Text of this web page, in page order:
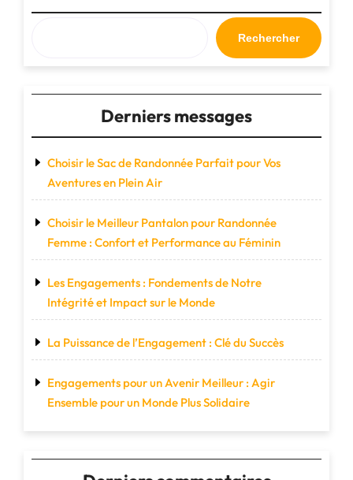
Rechercher
Derniers messages
Choisir le Sac de Randonnée Parfait pour Vos
Aventures en Plein Air
Choisir le Meilleur Pantalon pour Randonnée
Femme : Confort et Performance au Féminin
Les Engagements : Fondements de Notre
Intégrité et Impact sur le Monde
La Puissance de l’Engagement : Clé du Succès
Engagements pour un Avenir Meilleur : Agir
Ensemble pour un Monde Plus Solidaire